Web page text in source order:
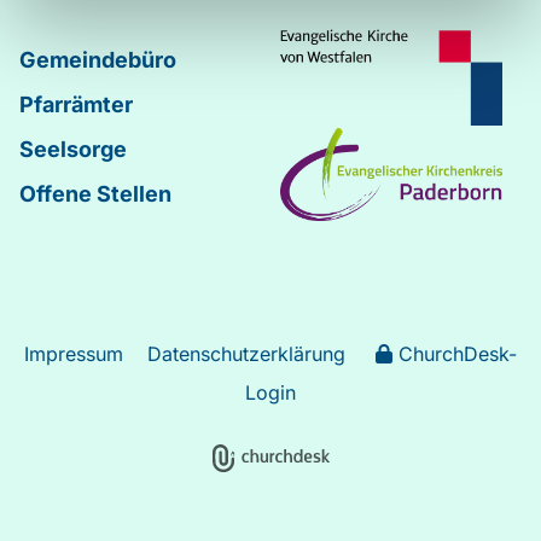
Gemeindebüro
Pfarrämter
Seelsorge
Offene Stellen
Impressum Datenschutzerklärung
ChurchDesk-
Login